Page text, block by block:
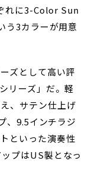
れに3-Color Sun
3カラーが用意
ズとして高い評
リーズ」だ。軽
、サテン仕上げ
、9.5インチラジ
といった演奏性
プはUS製となっ